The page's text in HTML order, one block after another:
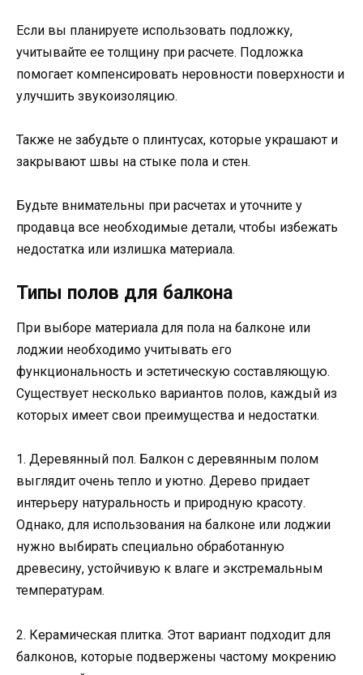
Если вы планируете использовать подложку,
учитывайте ее толщину при расчете. Подложка
помогает компенсировать неровности поверхности и
улучшить звукоизоляцию.
Также не забудьте о плинтусах, которые украшают и
закрывают швы на стыке пола и стен.
Будьте внимательны при расчетах и уточните у
продавца все необходимые детали, чтобы избежать
недостатка или излишка материала.
Типы полов для балкона
При выборе материала для пола на балконе или
лоджии необходимо учитывать его
функциональность и эстетическую составляющую.
Существует несколько вариантов полов, каждый из
которых имеет свои преимущества и недостатки.
1. Деревянный пол. Балкон с деревянным полом
выглядит очень тепло и уютно. Дерево придает
интерьеру натуральность и природную красоту.
Однако, для использования на балконе или лоджии
нужно выбирать специально обработанную
древесину, устойчивую к влаге и экстремальным
температурам.
2. Керамическая плитка. Этот вариант подходит для
балконов, которые подвержены частому мокрению